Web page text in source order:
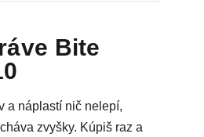
Bite
a náplastí nič nelepí,
zvyšky. Kúpiš raz a